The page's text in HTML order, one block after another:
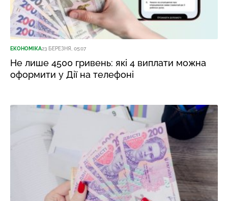
ЕКОНОМІКА23 БЕРЕЗНЯ, 05:07
Не лише 4500 гривень: які 4 виплати можна
оформити у Дії на телефоні